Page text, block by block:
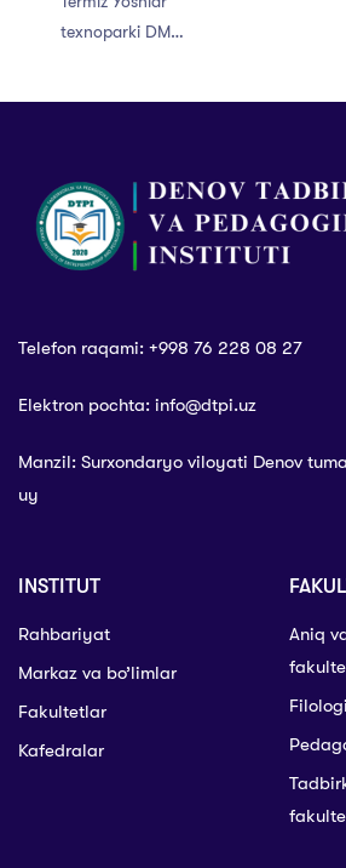
texnoparki DM
dasturining 3-
mavsumi ga start
berildi.
Telefon raqami: +998 76 228 08 27
Elektron pochta: info@dtpi.uz
Manzil: Surxondaryo viloyati Denov
uy
INSTITUT
Rahbariyat
Markaz va bo’limlar
Fakultetlar
Kafedralar
Aniq